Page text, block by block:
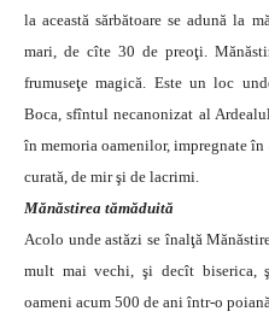
la această sărbătoare se adună la
mari, de cîte 30 de preoţi.
frumuseţe magică. Este un loc
Boca, sfîntul necanonizat al
în memoria oamenilor, impregnate
curată, de mir şi de lacrimi.
Mănăstirea tămăduită
Acolo unde astăzi se înalţă
mult mai vechi, şi decît biserica,
oameni acum 500 de ani într-o